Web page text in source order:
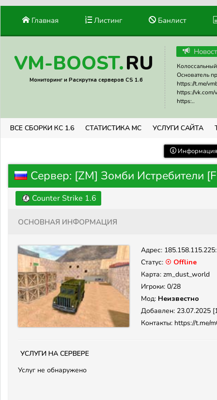
Главная Листинг Банлист
VM-BOOST.RU
Мониторинг и Раскрутка серверов CS 1.6
Основатель
https://t.me/
https://vk.com/
https:..
ВСЕ СБОРКИ КС 1.6 СТАТИСТИКА МС УСЛУГИ САЙТА
Сервер: [ZM] Зомби Истребители
Counter Strike 1.6
Основная информация
Адрес:
Статус: ☉ Offline
Карта: zm_dust_world
Игроки: 0/28
Мод: Неизвестно
Добавлен: 23.07.2025
Контакты: https://t.me/
Услуги на сервере
Услуг не обнаружено